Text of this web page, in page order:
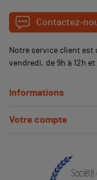
Contactez-
Notre service client est
vendredi, de 9h à 12h et
Informations
Votre compte